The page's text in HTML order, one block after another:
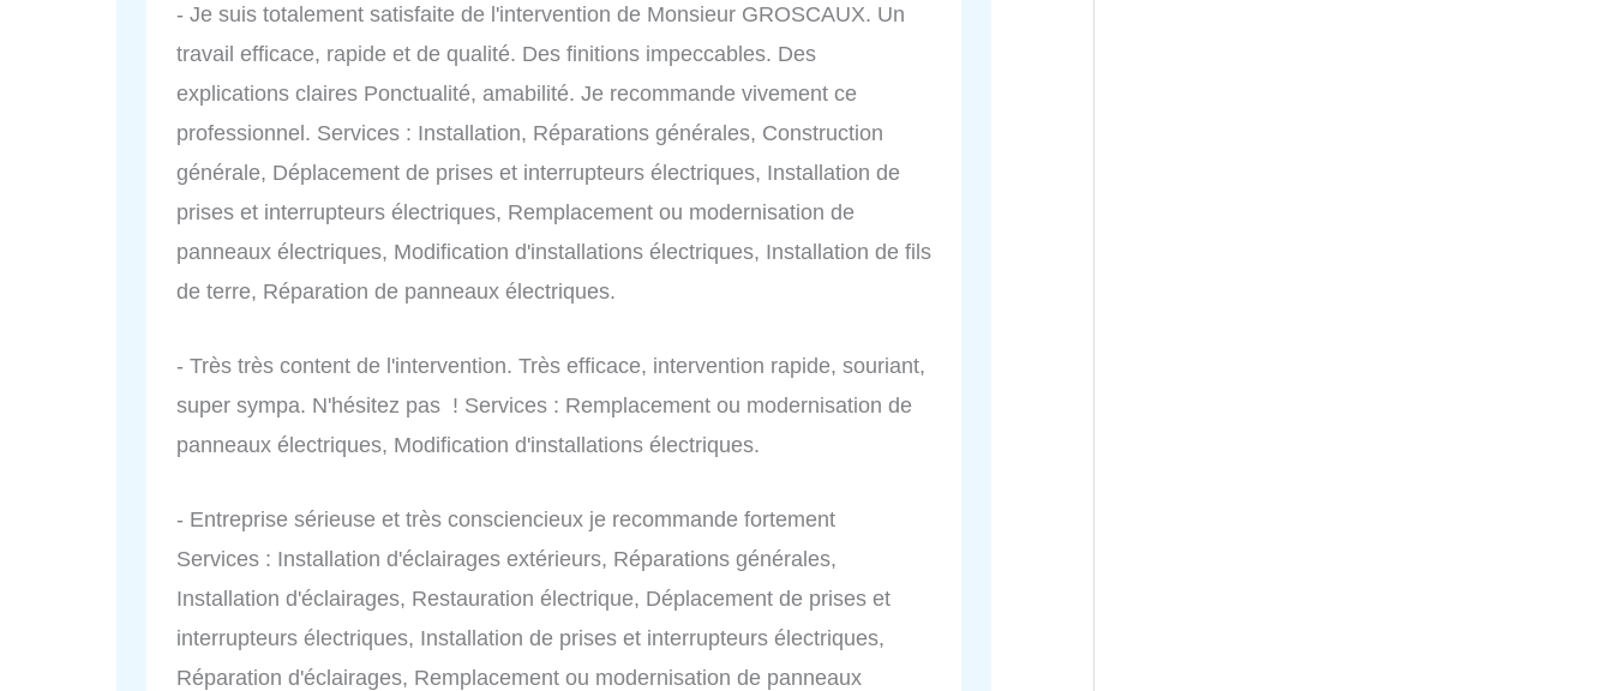
- Je suis totalement satisfaite de l'intervention de Monsieur GROSCAUX. Un
travail efficace, rapide et de qualité. Des finitions impeccables. Des
explications claires Ponctualité, amabilité. Je recommande vivement ce
professionnel. Services : Installation, Réparations générales, Construction
générale, Déplacement de prises et interrupteurs électriques, Installation de
prises et interrupteurs électriques, Remplacement ou modernisation de
panneaux électriques, Modification d'installations électriques, Installation de fils
de terre, Réparation de panneaux électriques.
- Très très content de l'intervention. Très efficace, intervention rapide, souriant,
super sympa. N'hésitez pas ! Services : Remplacement ou modernisation de
panneaux électriques, Modification d'installations électriques.
- Entreprise sérieuse et très consciencieux je recommande fortement
Services : Installation d'éclairages extérieurs, Réparations générales,
Installation d'éclairages, Restauration électrique, Déplacement de prises et
interrupteurs électriques, Installation de prises et interrupteurs électriques,
Réparation d'éclairages, Remplacement ou modernisation de panneaux